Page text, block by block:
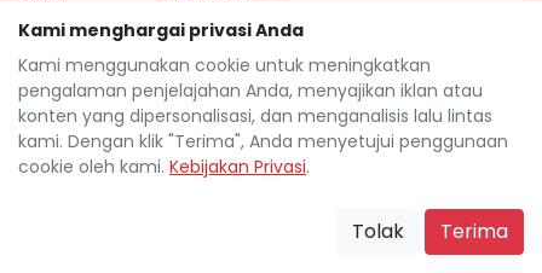
169.000 Km
Tangerang Kota
Kami menghargai privasi Anda
Kami menggunakan cookie untuk meningkatkan
pengalaman penjelajahan Anda, menyajikan iklan atau
konten yang dipersonalisasi, dan menganalisis lalu lintas
kami. Dengan klik "Terima", Anda menyetujui penggunaan
cookie oleh kami. Kebijakan Privasi.
Tolak Terima